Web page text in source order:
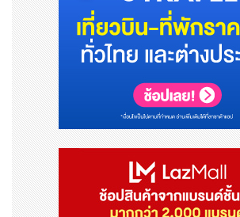
คำบรรยายภาพ - ตื่นตาตื่นใจไปกับทัศนีย
รียพร้อมตัวละครดิสนีย์ที่ฮาร์เบอร์ ซิตี้
รูปภาพ - https://
56406/Times_Square.jpg
คำบรรยายภาพ - เยี่ยมชมการแสดงศิลปะ
การ์ตูนดิสนีย์ที่ไทมส์ สแควร์
รูปภาพ - https://
56407/Plaza_Hollywood.jpg